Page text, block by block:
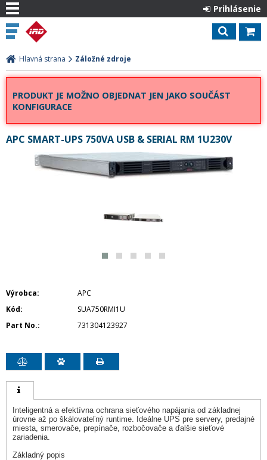
Prihlásenie
Hlavná strana Záložné zdroje
PRODUKT JE MOŽNO OBJEDNAT JEN JAKO SOUČÁST
KONFIGURACE
APC SMART-UPS 750VA USB & SERIAL RM 1U230V
Výrobca
APC
Kód
SUA750RMI1U
Part No.
731304123927
Inteligentná a efektívna ochrana sieťového napájania od základnej
úrovne až po škálovateľný runtime. Ideálne UPS pre servery, predajné
miesta, smerovače, prepínače, rozbočovače a ďalšie sieťové
zariadenia.
Základný popis